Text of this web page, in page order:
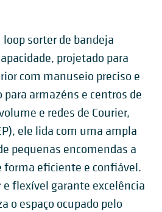
loop sorter de bandeja
projetado para
com manuseio preciso e
armazéns e centros de
e redes de Courier,
ele lida com uma ampla
pequenas encomendas a
forma eficiente e confiável.
flexível garante excelência
o espaço ocupado pelo